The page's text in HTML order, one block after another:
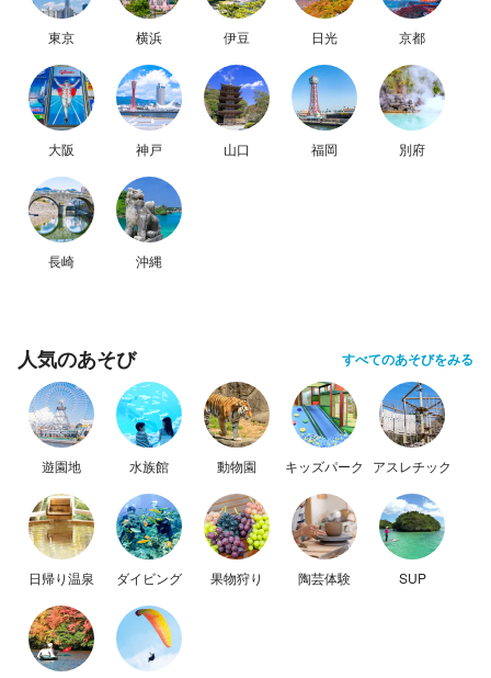
東京 横浜 伊豆 日光 京都
大阪 神戸 山口 福岡 別府
長崎 沖縄
人気のあそび すべてのあそびをみる
遊園地 水族館 動物園 キッズパーク アスレチック
日帰り温泉 ダイビング 果物狩り 陶芸体験 SUP